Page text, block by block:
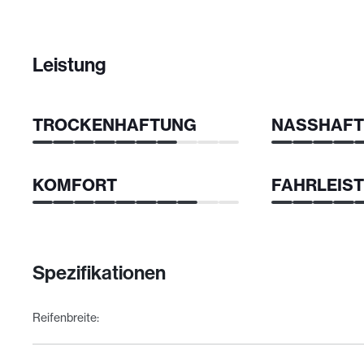
Leistung
TROCKENHAFTUNG
KOMFORT
Spezifikationen
Reifenbreite: